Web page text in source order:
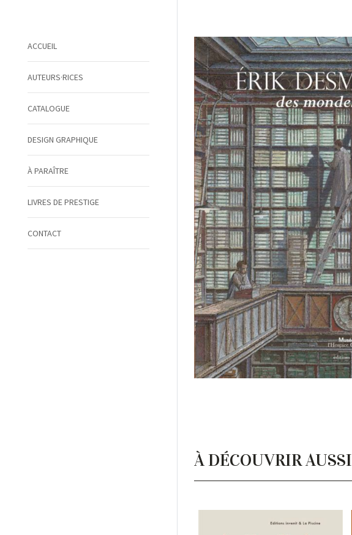
ACCUEIL
AUTEURS·RICES
CATALOGUE
DESIGN GRAPHIQUE
À PARAÎTRE
LIVRES DE PRESTIGE
CONTACT
À DÉCOUVRIR AUSSI